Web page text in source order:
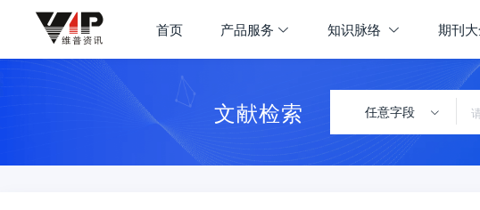
首页 产品服务 知识脉络 期刊
文献检索 任意字段